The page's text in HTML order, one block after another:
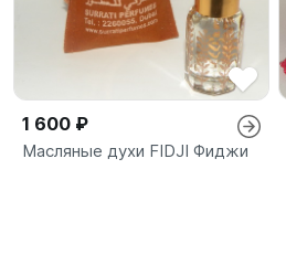
1 600 ₽
Масляные духи FIDJI Фиджи